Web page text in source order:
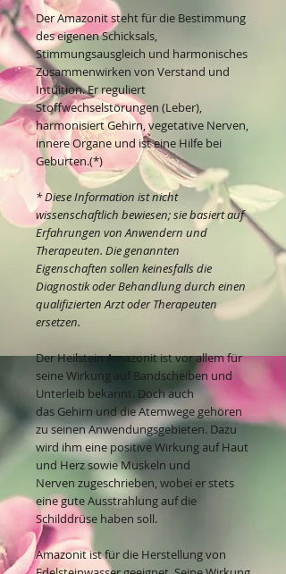
Der Amazonit steht für die Bestimmung
des eigenen Schicksals,
Stimmungsausgleich und harmonisches
Zusammenwirken von Verstand und
Intuition. Er reguliert
Stoffwechselstörungen (Leber),
harmonisiert Gehirn, vegetative Nerven,
innere Organe und ist eine Hilfe bei
Geburten.(*)
* Diese Information ist nicht
wissenschaftlich bewiesen; sie basiert auf
Erfahrungen von Anwendern und
Therapeuten. Die genannten
Eigenschaften sollen keinesfalls die
Diagnostik oder Behandlung durch einen
qualifizierten Arzt oder Therapeuten
ersetzen.
Der Heilstein Amazonit ist vor allem für
seine Wirkung auf Bandscheiben und
Unterleib bekannt. Doch auch
das Gehirn und die Atemwege gehören
zu seinen Anwendungsgebieten. Dazu
wird ihm eine positive Wirkung auf Haut
und Herz sowie Muskeln und
Nerven zugeschrieben, wobei er stets
eine gute Ausstrahlung auf die
Schilddrüse haben soll.
Amazonit ist für die Herstellung von